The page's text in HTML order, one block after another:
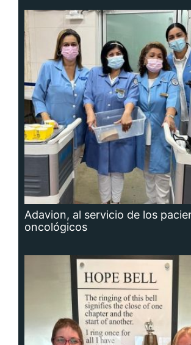
Adavion, al servicio de los
oncológicos